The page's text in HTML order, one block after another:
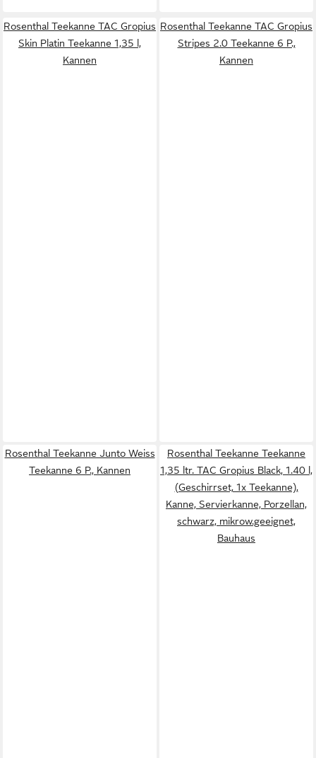
Rosenthal Teekanne TAC Gropius
Skin Platin Teekanne 1,35 l,
Kannen
Rosenthal Teekanne TAC Gropius
Stripes 2.0 Teekanne 6 P.,
Kannen
Rosenthal Teekanne Junto Weiss
Teekanne 6 P., Kannen
Rosenthal Teekanne Teekanne
1,35 ltr. TAC Gropius Black, 1.40 l,
(Geschirrset, 1x Teekanne),
Kanne, Servierkanne, Porzellan,
schwarz, mikrow.geeignet,
Bauhaus